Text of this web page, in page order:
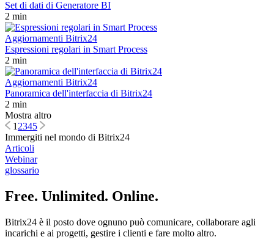
Set di dati di Generatore BI
2 min
Aggiornamenti Bitrix24
Espressioni regolari in Smart Process
2 min
Aggiornamenti Bitrix24
Panoramica dell'interfaccia di Bitrix24
2 min
Mostra altro
12345
Immergiti nel mondo di Bitrix24
Articoli
Webinar
glossario
Free. Unlimited. Online.
Bitrix24 è il posto dove ognuno può comunicare, collaborare agli
incarichi e ai progetti, gestire i clienti e fare molto altro.